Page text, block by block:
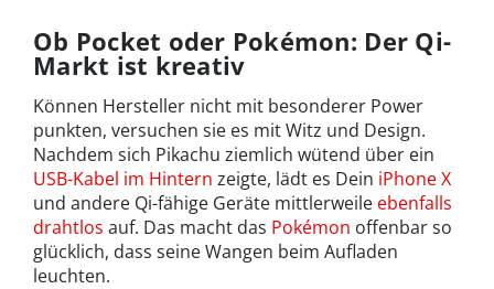
Ob Pocket oder Pokémon: Der Qi-
Markt ist kreativ
Können Hersteller nicht mit besonderer Power
punkten, versuchen sie es mit Witz und Design.
Nachdem sich Pikachu ziemlich wütend über ein
USB-Kabel im Hintern zeigte, lädt es Dein iPhone X
und andere Qi-fähige Geräte mittlerweile ebenfalls
drahtlos auf. Das macht das Pokémon offenbar so
glücklich, dass seine Wangen beim Aufladen
leuchten.